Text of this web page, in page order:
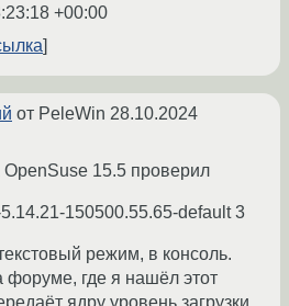
+00:00
от PeleWin 28.10.2024
OpenSuse 15.5 проверил
150500.55.65-default 3
режим, в консоль.
форуме, где я нашёл этот